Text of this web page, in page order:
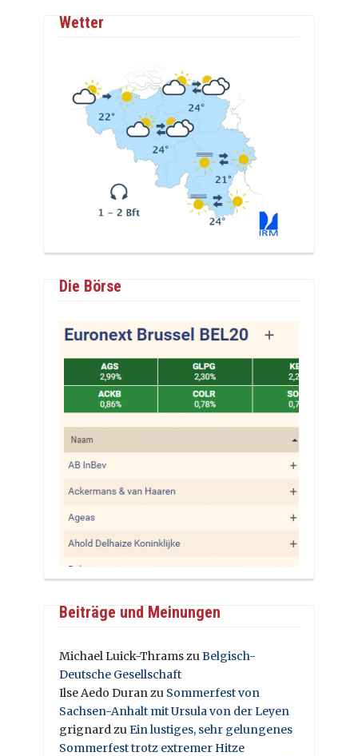
Wetter
Die Börse
Beiträge und Meinungen
Michael Luick-ThramszuBelgisch-
Deutsche Gesellschaft
Ilse Aedo Duranzu Sommerfest von
Sachsen-Anhalt mit Ursula von der Leyen
grignardzuEin lustiges, sehr gelungenes
Sommerfest trotz extremer Hitze